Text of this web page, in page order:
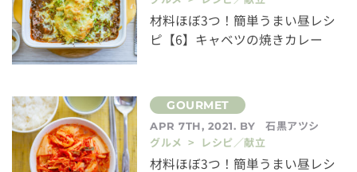
材料ほぼ3つ！簡単うまい昼レシ
ピ【6】キャベツの焼きカレー
APR 7TH, 2021. BY
石黒アツシ
グルメ > レシピ／献立
材料ほぼ3つ！簡単うまい昼レシ